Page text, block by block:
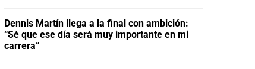
Dennis Martín llega a la final con ambición:
“Sé que ese día será muy importante en mi
carrera”